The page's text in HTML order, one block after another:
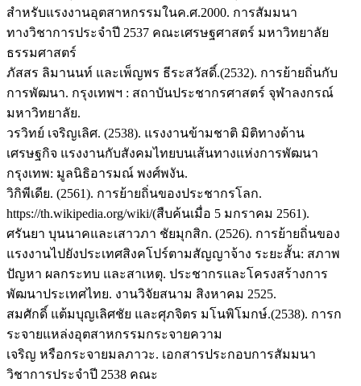
สำหรับแรงงานอุตสาหกรรมในค.ศ.2000. การสัมมนา
ทางวิชาการประจำปี 2537 คณะเศรษฐศาสตร์ มหาวิทยาลัย
ธรรมศาสตร์
ภัสสร ลิมานนท์ และเพ็ญพร ธีระสวัสดิ์.(2532). การย้ายถิ่นกับ
การพัฒนา. กรุงเทพฯ : สถาบันประชากรศาสตร์ จุฬาลงกรณ์
มหาวิทยาลัย.
วรวิทย์ เจริญเลิศ. (2538). แรงงานข้ามชาติ มิติทางด้าน
เศรษฐกิจ แรงงานกับสังคมไทยบนเส้นทางแห่งการพัฒนา
กรุงเทพ: มูลนิธิอารมณ์ พงศ์พงัน.
วิกิพีเดีย. (2561). การย้ายถิ่นของประชากรโลก.
https://th.wikipedia.org/wiki/(สืบค้นเมื่อ 5 มกราคม 2561).
ศรันยา บุนนาคและเสาวภา ชัยมุกสิก. (2526). การย้ายถิ่นของ
แรงงานไปยังประเทศสิงคโปร์ตามสัญญาจ้าง ระยะสั้น: สภาพ
ปัญหา ผลกระทบ และสาเหตุ. ประชากรและโครงสร้างการ
พัฒนาประเทศไทย. งานวิจัยสนาม สิงหาคม 2525.
สมศักดิ์ แต้มบุญเลิศชัย และศุภจิตร มโนพิโมกษ์.(2538). การก
ระจายแหล่งอุตสาหกรรมกระจายความ
เจริญ หรือกระจายมลภาวะ. เอกสารประกอบการสัมมนา
วิชาการประจำปี 2538 คณะ